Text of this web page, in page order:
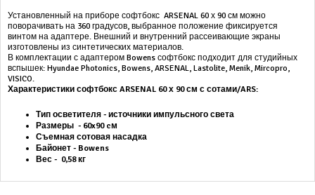
Установленный на приборе софтбокс ARSENAL 60 х 90 см можно
поворачивать на 360 градусов, выбранное положение фиксируется
винтом на адаптере. Внешний и внутренний рассеивающие экраны
изготовлены из синтетических материалов.
В комплектации с адаптером Bowens софтбокс подходит для студийных
вспышек: Hyundae Photonics, Bowens, ARSENAL, Lastolite, Menik, Mircopro,
VISICO.
Характеристики софтбокс ARSENAL 60 х 90 см с сотами/ARS:
Тип осветителя - источники импульсного света
Размеры - 60x90 cм
Съемная сотовая насадка
Байонет - Bowens
Вес - 0,58 кг